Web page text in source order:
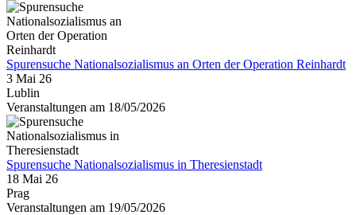
Spurensuche Nationalsozialismus an Orten der Operation Reinhardt
3 Mai 26
Lublin
Veranstaltungen am 18/05/2026
Spurensuche Nationalsozialismus in Theresienstadt
18 Mai 26
Prag
Veranstaltungen am 19/05/2026